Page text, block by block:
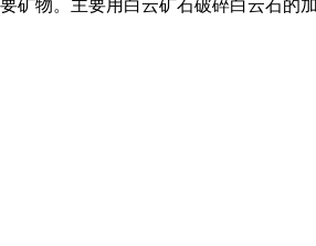
矿物。主要用白云矿石破碎白云石的